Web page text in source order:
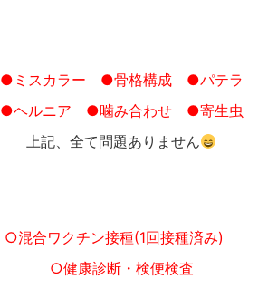
●ミスカラー ●骨格構成
●パテラ
●ヘルニア
●噛み合わせ
●寄生虫
上記、全て問題ありません
○混合ワクチン接種(1回接種済み)
○健康診断・検便検査